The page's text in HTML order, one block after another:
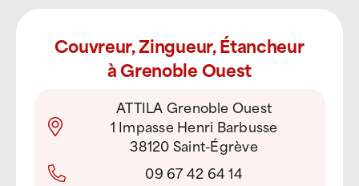
Couvreur, Zingueur, Étancheur
à Grenoble Ouest
ATTILA Grenoble Ouest
1 Impasse Henri Barbusse
38120 Saint-Égrève
09 67 42 64 14